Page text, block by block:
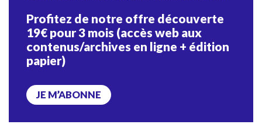
Profitez de notre offre découverte
19€ pour 3 mois (accès web aux
contenus/archives en ligne + édition
papier)
JE M’ABONNE